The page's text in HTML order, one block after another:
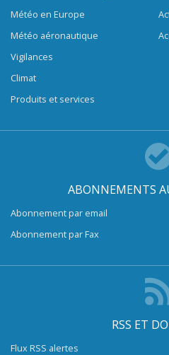
Météo en Europe
Météo aéronautique
Vigilances
Climat
Produits et services
ABONNEMENTS
Abonnement par email
Abonnement par Fax
RSS ET
Flux RSS alertes